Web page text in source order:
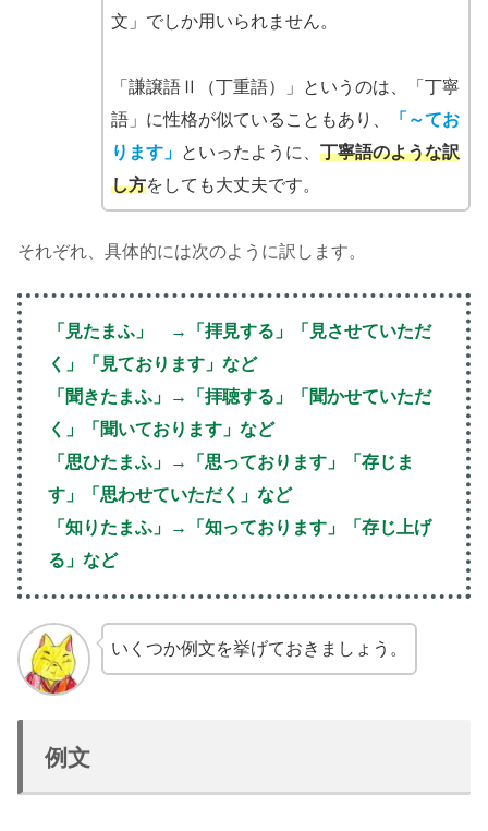
文」でしか用いられません。
「謙譲語Ⅱ（丁重語）」というのは、「丁寧
語」に性格が似ていることもあり、
「～てお
ります」 といったように、 丁寧語のような訳
し方をしても大丈夫です。
それぞれ、具体的には次のように訳します。
「見たまふ」 →「拝見する」「見させていただ
く」「見ております」など
「聞きたまふ」→「拝聴する」「聞かせていただ
く」「聞いております」など
「思ひたまふ」→「思っております」「存じま
す」「思わせていただく」など
「知りたまふ」→「知っております」「存じ上げ
る」など
いくつか例文を挙げておきましょう。
例文